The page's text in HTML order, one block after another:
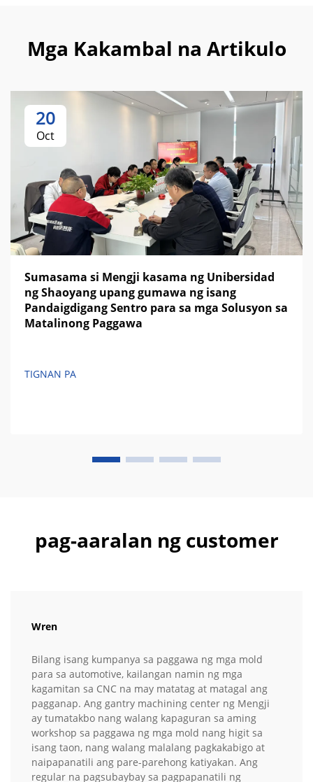
Mga Kakambal na Artikulo
20
Oct
Sumasama si Mengji kasama ng Unibersidad
ng Shaoyang upang gumawa ng isang
Pandaigdigang Sentro para sa mga Solusyon sa
Matalinong Paggawa
TIGNAN PA
pag-aaralan ng customer
Wren
Bilang isang kumpanya sa paggawa ng mga mold
para sa automotive, kailangan namin ng mga
kagamitan sa CNC na may matatag at matagal ang
pagganap. Ang gantry machining center ng Mengji
ay tumatakbo nang walang kapaguran sa aming
workshop sa paggawa ng mga mold nang higit sa
isang taon, nang walang malalang pagkakabigo at
naipapanatili ang pare-parehong katiyakan. Ang
regular na pagsubaybay sa pagpapanatili ng